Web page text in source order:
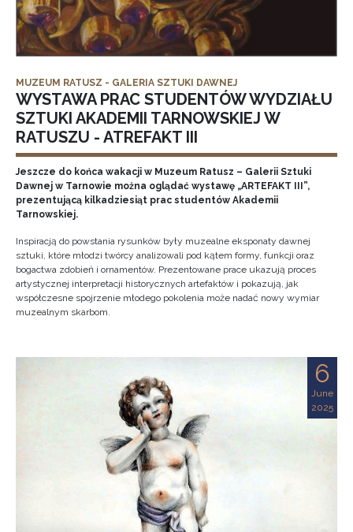
MUZEUM RATUSZ - GALERIA SZTUKI DAWNEJ
WYSTAWA PRAC STUDENTÓW WYDZIAŁU
SZTUKI AKADEMII TARNOWSKIEJ W
RATUSZU - ATREFAKT III
Jeszcze do końca wakacji w Muzeum Ratusz – Galerii Sztuki
Dawnej w Tarnowie można oglądać wystawę „ARTEFAKT III”,
prezentującą kilkadziesiąt prac studentów Akademii
Tarnowskiej.
Inspiracją do powstania rysunków były muzealne eksponaty dawnej
sztuki, które młodzi twórcy analizowali pod kątem formy, funkcji oraz
bogactwa zdobień i ornamentów. Prezentowane prace ukazują proces
artystycznej interpretacji historycznych artefaktów i pokazują, jak
współczesne spojrzenie młodego pokolenia może nadać nowy wymiar
muzealnym skarbom.
6
June
2025